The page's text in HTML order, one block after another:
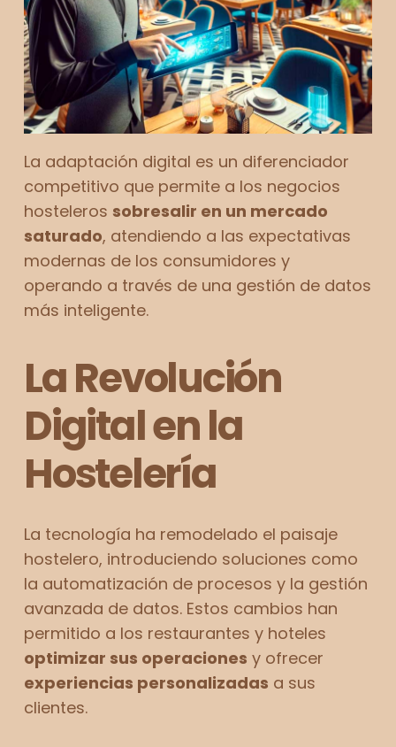
La adaptación digital es un diferenciador
competitivo que permite a los negocios
hosteleros sobresalir en un mercado
saturado, atendiendo a las expectativas
modernas de los consumidores y
operando a través de una gestión de datos
más inteligente.
La Revolución
Digital en la
Hostelería
La tecnología ha remodelado el paisaje
hostelero, introduciendo soluciones como
la automatización de procesos y la gestión
avanzada de datos. Estos cambios han
permitido a los restaurantes y hoteles
optimizar sus operaciones y ofrecer
experiencias personalizadas a sus
clientes.